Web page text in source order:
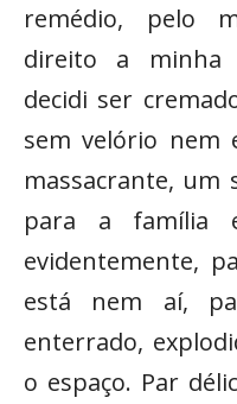
remédio, pelo
direito a minha
decidi ser
sem velório nem
massacrante,
para a família
evidentemente,
está nem aí,
enterrado,
o espaço. Par